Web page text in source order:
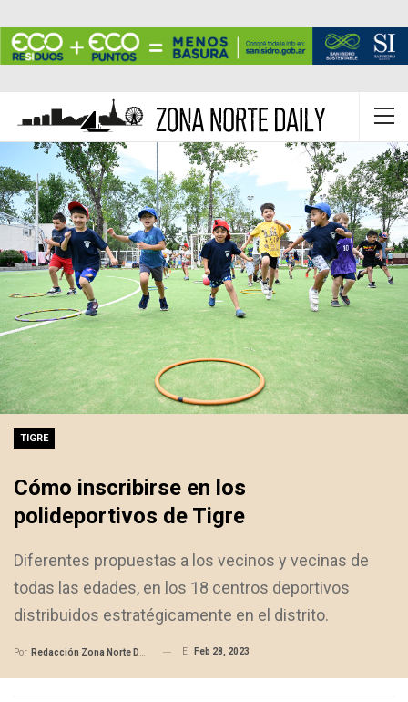
TIGRE
Cómo inscribirse en los
polideportivos de Tigre
Diferentes propuestas a los vecinos y vecinas de
todas las edades, en los 18 centros deportivos
distribuidos estratégicamente en el distrito.
Por Redacción Zona Norte Daily El Feb 28, 2023